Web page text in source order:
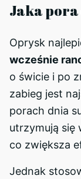
Jaka pora
Oprysk
wcześnie
o świcie i po
zabieg jest
porach dnia
utrzymują się
co zwiększa
Jednak